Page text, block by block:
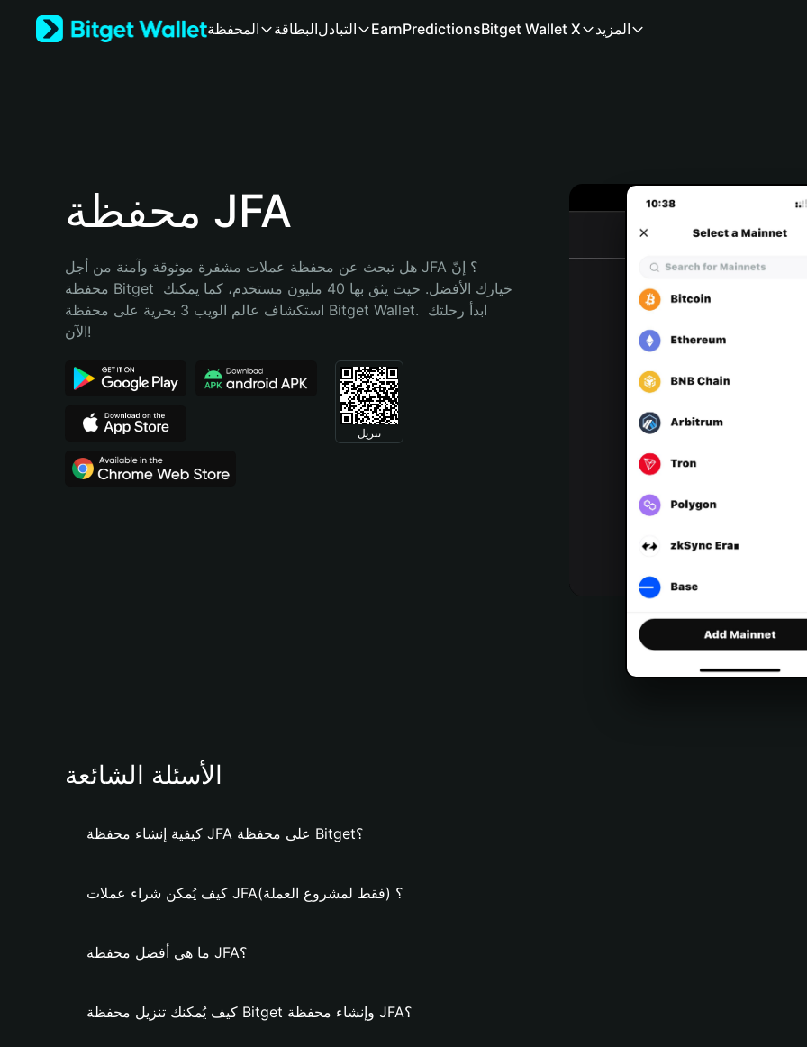
Bahasa Indonesia
Português (Brasil)
المحفظة البطاقةالتبادل EarnPredictionsBitget Wallet X المزيد
محفظة JFA
هل تبحث عن محفظة عملات مشفرة موثوقة وآمنة من أجل JFA؟ إنّ
محفظة Bitget خيارك الأفضل. حيث يثق بها 40 مليون مستخدم، كما يمكنك
استكشاف عالم الويب 3 بحرية على محفظة Bitget Wallet. ابدأ رحلتك
الآن!
تنزيل
الأسئلة الشائعة
كيفية إنشاء محفظة JFA على محفظة Bitget؟
كيف يُمكن شراء عملات JFA؟ (فقط لمشروع العملة)
ما هي أفضل محفظة JFA؟
كيف يُمكنك تنزيل محفظة Bitget وإنشاء محفظة JFA؟